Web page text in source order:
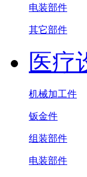
电装部件
其它部件
医疗
机械加工件
钣金件
组装部件
电装部件